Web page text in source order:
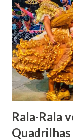
uma irmã do
apresentou uma
lhe proporcionou
Gomes de Melo
Senhor Bom
doada ao vigário
Matriz...
Rala-Rala
Quadrilhas